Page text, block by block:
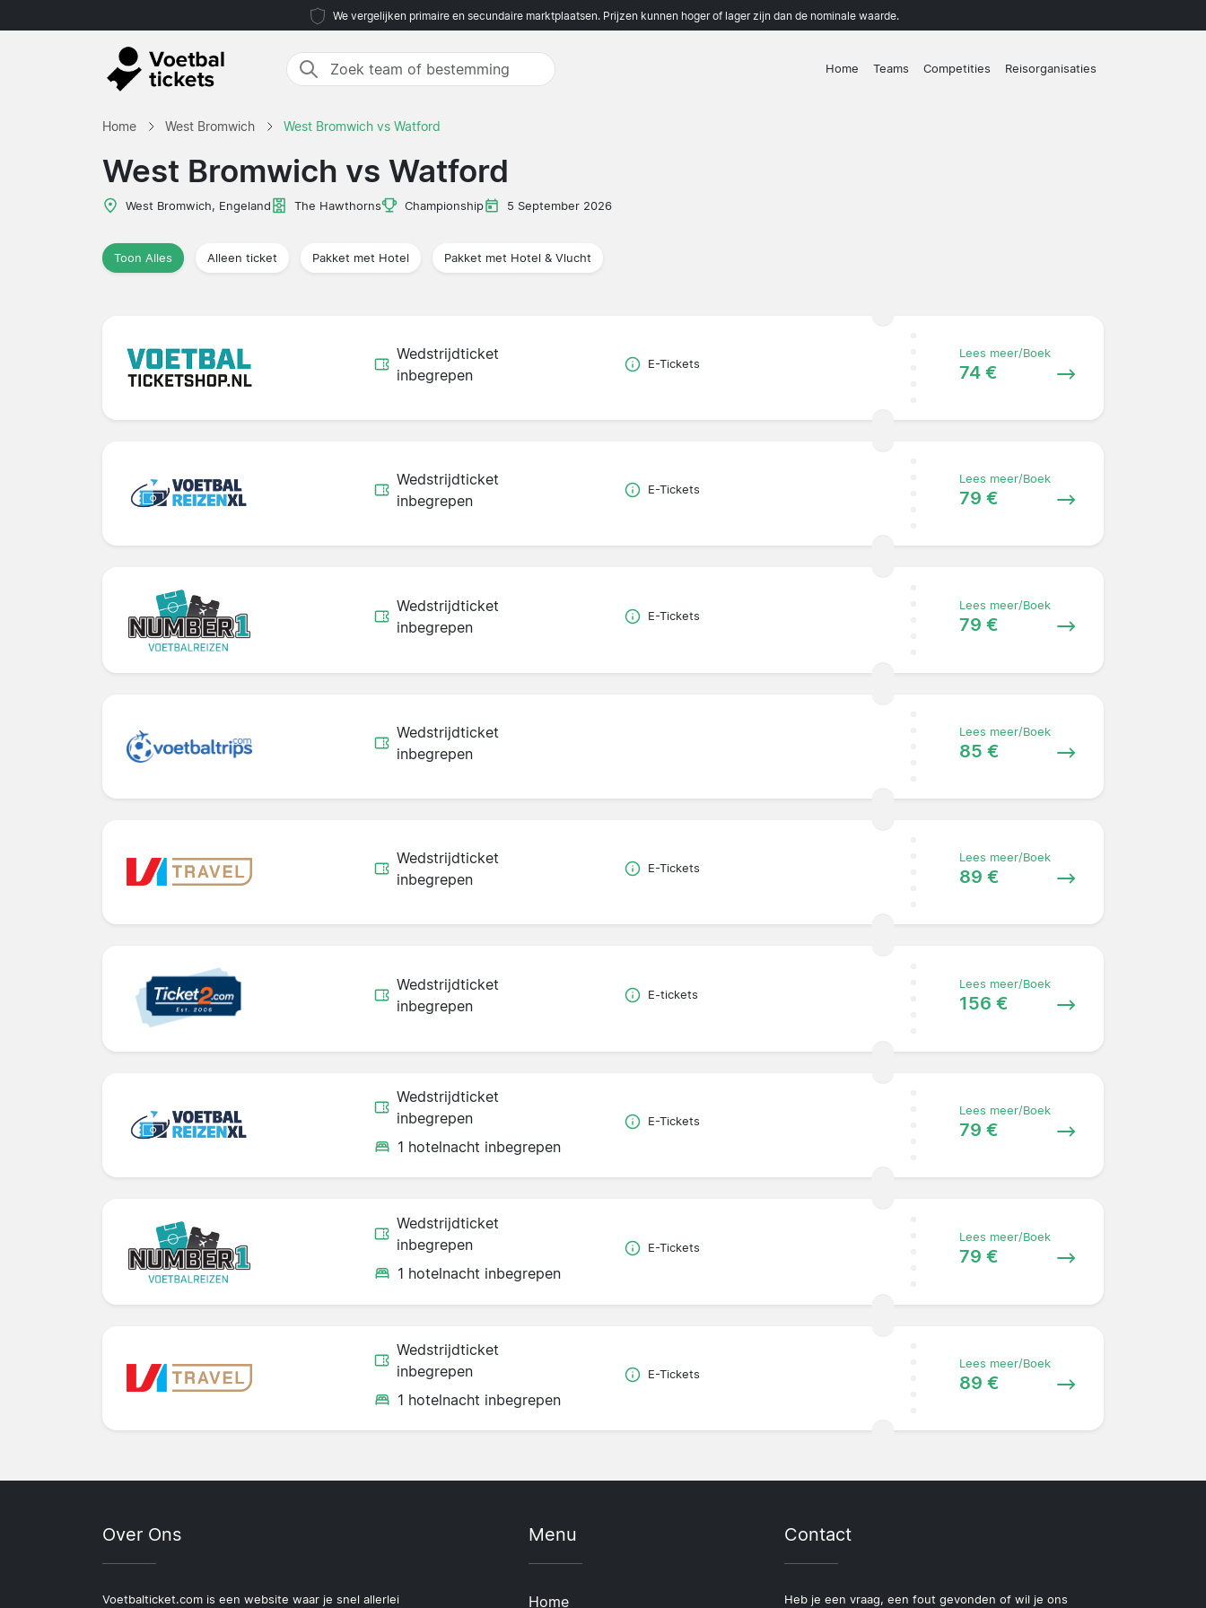
We vergelijken primaire en secundaire marktplaatsen. Prijzen kunnen hoger of lager zijn dan de nominale waarde.
Home Teams Competities Reisorganisaties
Home West Bromwich West Bromwich vs Watford
West Bromwich vs Watford
West Bromwich, Engeland The Hawthorns Championship 5 September 2026
Toon Alles Alleen ticket Pakket met Hotel Pakket met Hotel & Vlucht
Wedstrijdticket
inbegrepen
E-Tickets
Lees meer/Boek
74 €
Wedstrijdticket
inbegrepen
E-Tickets
Lees meer/Boek
79 €
Wedstrijdticket
inbegrepen
E-Tickets
Lees meer/Boek
79 €
Wedstrijdticket
inbegrepen
Lees meer/Boek
85 €
Wedstrijdticket
inbegrepen
E-Tickets
Lees meer/Boek
89 €
Wedstrijdticket
inbegrepen
E-tickets
Lees meer/Boek
156 €
Wedstrijdticket
inbegrepen
1 hotelnacht inbegrepen
E-Tickets
Lees meer/Boek
79 €
Wedstrijdticket
inbegrepen
1 hotelnacht inbegrepen
E-Tickets
Lees meer/Boek
79 €
Wedstrijdticket
inbegrepen
1 hotelnacht inbegrepen
E-Tickets
Lees meer/Boek
89 €
Over Ons
Voetbalticket.com is een website waar je snel allerlei
Menu
Home
Contact
Heb je een vraag, een fout gevonden of wil je ons